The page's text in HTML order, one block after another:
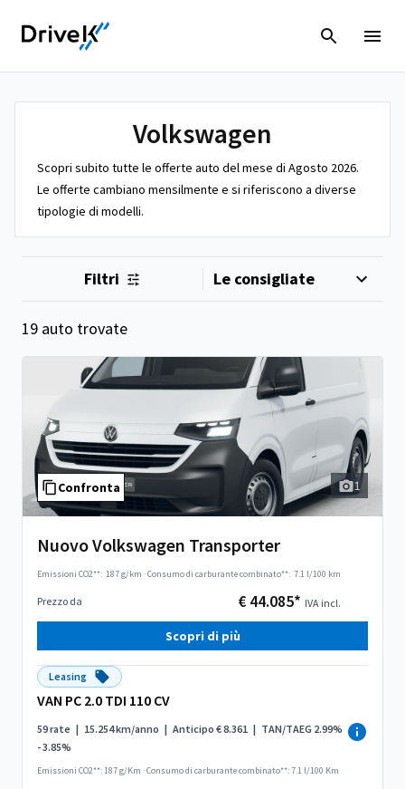
Volkswagen
Scopri subito tutte le offerte auto del mese di Agosto 2026.
Le offerte cambiano mensilmente e si riferiscono a diverse
tipologie di modelli.
Filtri
19 auto trovate
Confronta 1
Nuovo Volkswagen Transporter
Emissioni CO2**: 187 g/km ·Consumo di carburante combinato**: 7.1 l/100 km
Prezzo da € 44.085* IVA incl.
Scopri di più
Leasing
VAN PC 2.0 TDI 110 CV
59 rate | 15.254 km/anno | Anticipo € 8.361 | TAN/TAEG 2.99%
- 3.85%
Emissioni CO2**: 187 g/Km ·Consumo di carburante combinato**: 7.1 l/100 Km